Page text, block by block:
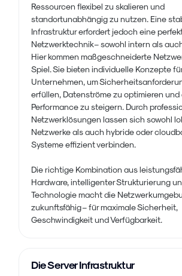
Ressourcen flexibel zu skalieren und
standortunabhängig zu nutzen. Eine
Infrastruktur erfordert jedoch eine
Netzwerktechnik – sowohl intern als
Hier kommen maßgeschneiderte
Spiel. Sie bieten individuelle Konzepte
Unternehmen, um
erfüllen, Datenströme zu optimieren und
Performance zu steigern. Durch
Netzwerklösungen lassen sich sowohl
Netzwerke als auch hybride oder
Systeme effizient verbinden.
Die richtige Kombination aus
Hardware, intelligenter Strukturierung
Technologie macht die
zukunftsfähig – für maximale Sicherheit,
Geschwindigkeit und Verfügbarkeit.
Die Server Infrastruktur